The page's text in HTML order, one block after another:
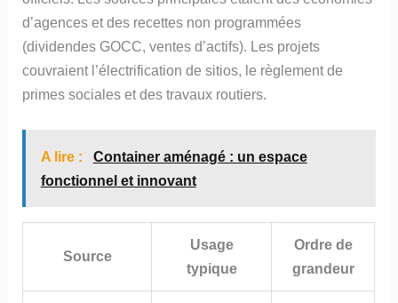
d’agences et des recettes non programmées
(dividendes GOCC, ventes d’actifs). Les projets
couvraient l’électrification de sitios, le règlement de
primes sociales et des travaux routiers.
A lire :
Container aménagé : un espace
fonctionnel et innovant
Source
Usage
typique
Ordre de
grandeur